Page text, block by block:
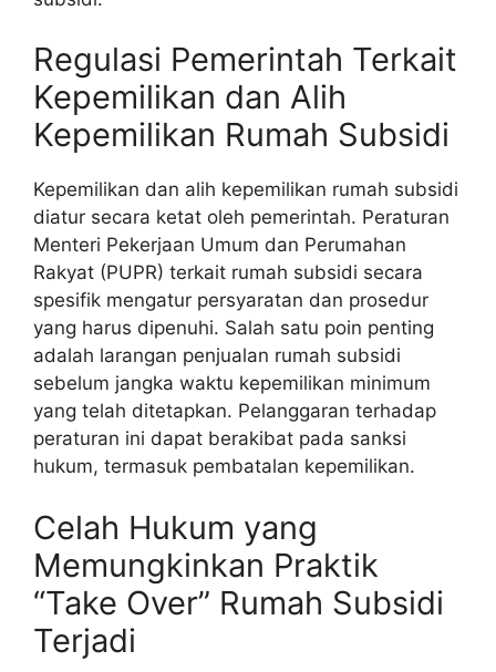
Regulasi Pemerintah Terkait
Kepemilikan dan Alih
Kepemilikan Rumah Subsidi
Kepemilikan dan alih kepemilikan rumah subsidi
diatur secara ketat oleh pemerintah. Peraturan
Menteri Pekerjaan Umum dan Perumahan
Rakyat (PUPR) terkait rumah subsidi secara
spesifik mengatur persyaratan dan prosedur
yang harus dipenuhi. Salah satu poin penting
adalah larangan penjualan rumah subsidi
sebelum jangka waktu kepemilikan minimum
yang telah ditetapkan. Pelanggaran terhadap
peraturan ini dapat berakibat pada sanksi
hukum, termasuk pembatalan kepemilikan.
Celah Hukum yang
Memungkinkan Praktik
“Take Over” Rumah Subsidi
Terjadi